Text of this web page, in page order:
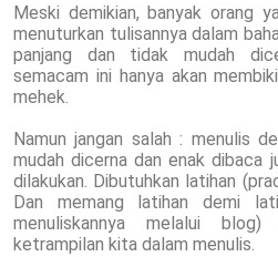
Meski demikian, banyak orang
menuturkan tulisannya dalam
panjang dan tidak mudah
semacam ini hanya akan
mehek.
Namun jangan salah : menulis
mudah dicerna dan enak dibaca
dilakukan. Dibutuhkan latihan
Dan memang latihan demi
menuliskannya melalui
ketrampilan kita dalam menulis.